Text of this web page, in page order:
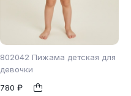
802042 Пижама детская для
девочки
780 ₽
98 110